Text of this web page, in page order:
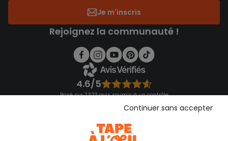
Je m'inscris
Rejoignez la communauté !
4.6/5
Basé sur 7 323 avis soumis à un contrôle
Consulter les CGUContinuer sans accepter